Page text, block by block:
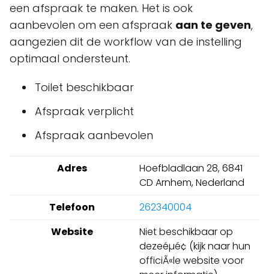
een afspraak te maken. Het is ook
aanbevolen om een afspraak aan te geven,
aangezien dit de workflow van de instelling
optimaal ondersteunt.
Toilet beschikbaar
Afspraak verplicht
Afspraak aanbevolen
Adres
Hoefbladlaan 28, 6841
CD Arnhem, Nederland
Telefoon
262340004
Website
Niet beschikbaar op
dezeéµé¢ (kijk naar hun
officiÃ«le website voor